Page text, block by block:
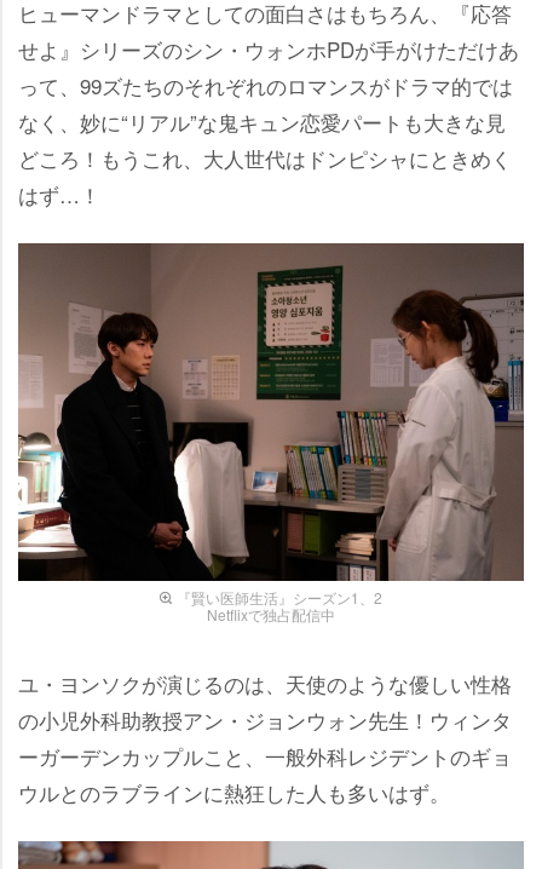
ヒューマンドラマとしての面白さはもちろん、『応答
せよ』シリーズのシン・ウォンホPDが手がけただけあ
って、99ズたちのそれぞれのロマンスがドラマ的では
なく、妙に“リアル”な鬼キュン恋愛パートも大きな見
どころ！もうこれ、大人世代はドンピシャにときめく
はず…！
『賢い医師生活』シーズン1、2
Netflixで独占配信中
ユ・ヨンソクが演じるのは、天使のような優しい性格
の小児外科助教授アン・ジョンウォン先生！ウィンタ
ーガーデンカップルこと、一般外科レジデントのギョ
ウルとのラブラインに熱狂した人も多いはず。